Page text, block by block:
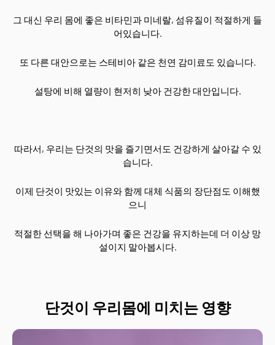
그 대신 우리 몸에 좋은 비타민과 미네랄, 섬유질이 적절하게 들
어있습니다.
또 다른 대안으로는 스테비아 같은 천연 감미료도 있습니다.
설탕에 비해 열량이 현저히 낮아 건강한 대안입니다.
따라서, 우리는 단것의 맛을 즐기면서도 건강하게 살아갈 수 있
습니다.
이제 단것이 맛있는 이유와 함께 대체 식품의 장단점도 이해했
으니
적절한 선택을 해 나아가며 좋은 건강을 유지하는데 더 이상 망
설이지 말아봅시다.
단것이 우리몸에 미치는 영향